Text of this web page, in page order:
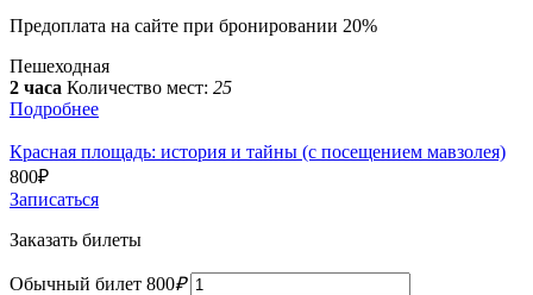
Предоплата на сайте при бронировании 20%
Пешеходная
2 часа Количество мест: 25
Подробнее
Красная площадь: история и тайны (с посещением мавзолея)
800₽
Записаться
Заказать билеты
Обычный билет 800₽